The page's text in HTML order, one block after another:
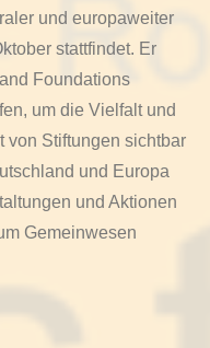
und europaweiter
stattfindet. Er
Foundations
um die Vielfalt und
von Stiftungen sichtbar
und Europa
und Aktionen
Gemeinwesen